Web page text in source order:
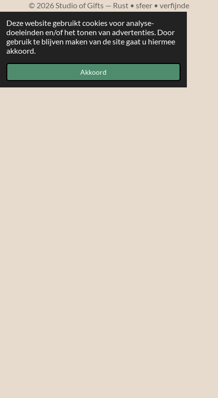
Deze website gebruikt cookies voor analyse-
doeleinden en/of het tonen van advertenties. Door
gebruik te blijven maken van de site gaat u hiermee
akkoord.
Akkoord
© 2026 Studio of Gifts — Rust • sfeer • verfijnde
Powered by JouwWeb